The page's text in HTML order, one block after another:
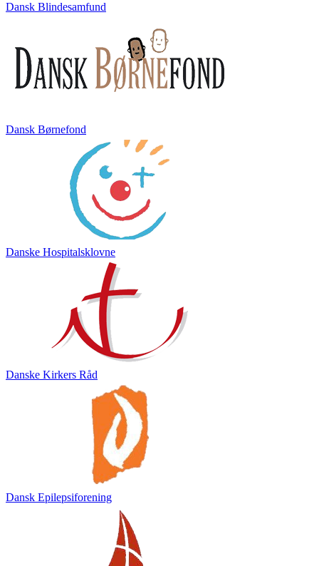
Dansk Blindesamfund
Dansk Børnefond
Danske Hospitalsklovne
Danske Kirkers Råd
Dansk Epilepsiforening